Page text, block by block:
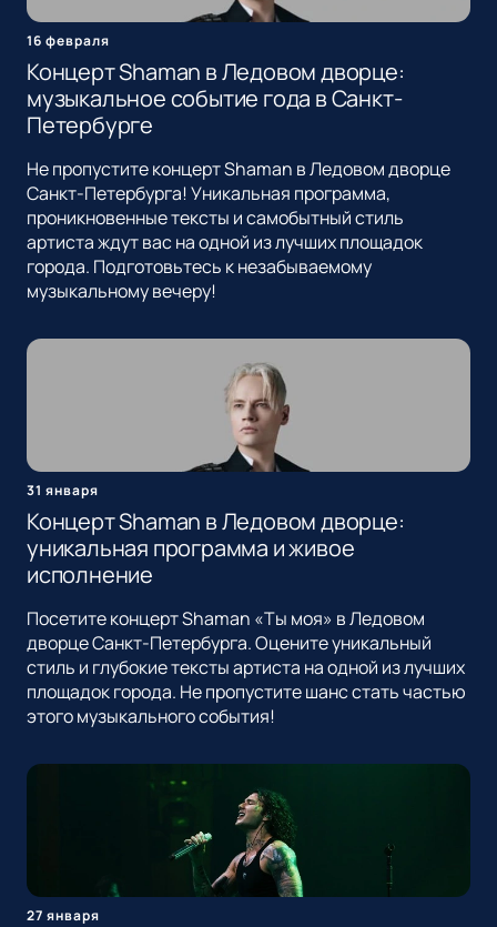
16 февраля
Концерт Shaman в Ледовом дворце:
музыкальное событие года в Санкт-
Петербурге
Не пропустите концерт Shaman в Ледовом дворце
Санкт-Петербурга! Уникальная программа,
проникновенные тексты и самобытный стиль
артиста ждут вас на одной из лучших площадок
города. Подготовьтесь к незабываемому
музыкальному вечеру!
31 января
Концерт Shaman в Ледовом дворце:
уникальная программа и живое
исполнение
Посетите концерт Shaman «Ты моя» в Ледовом
дворце Санкт-Петербурга. Оцените уникальный
стиль и глубокие тексты артиста на одной из лучших
площадок города. Не пропустите шанс стать частью
этого музыкального события!
27 января